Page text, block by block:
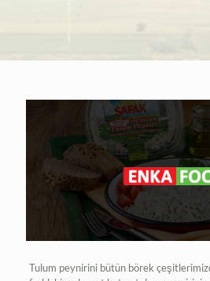
Tulum peynirini bütün börek